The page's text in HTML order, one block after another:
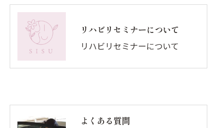
リハビリセミナーについて
リハビリセミナーについて
よくある質問